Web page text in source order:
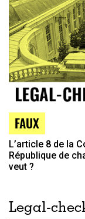
FAUX
L’article 8 de la
République de
veut ?
Legal-